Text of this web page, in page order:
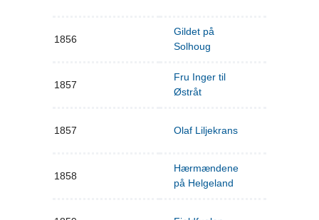
1856
Gildet på
Solhoug
1857
Fru Inger til
Østråt
1857 Olaf Liljekrans
1858
Hærmændene
på Helgeland